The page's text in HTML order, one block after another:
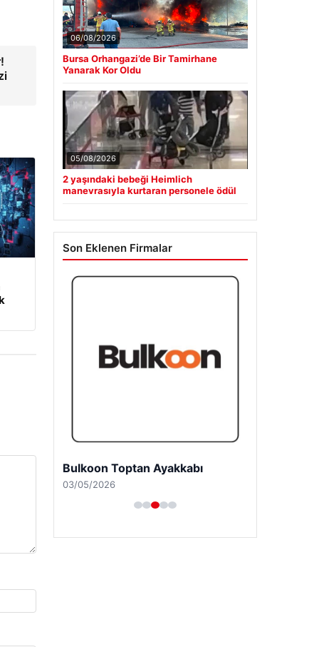
06/08/2026
Bursa Orhangazi’de Bir Tamirhane
Yanarak Kor Oldu
05/08/2026
2 yaşındaki bebeği Heimlich
manevrasıyla kurtaran personele ödül
Son Eklenen Firmalar
Bulkoon Toptan Ayakkabı
03/05/2026